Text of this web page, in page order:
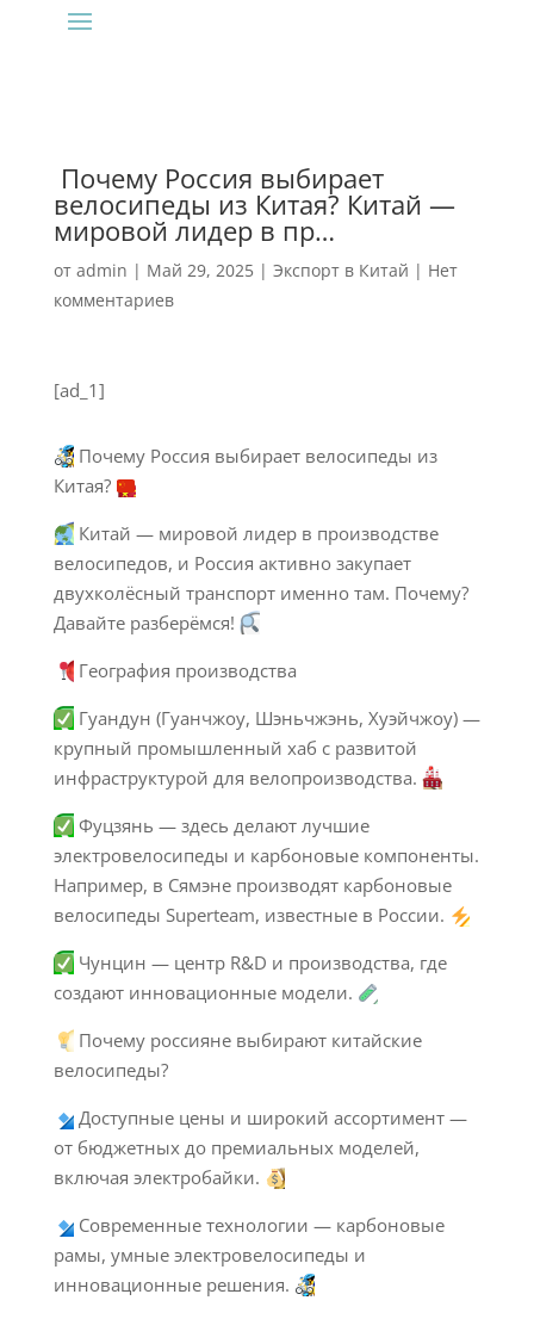
‍ Почему Россия выбирает
велосипеды из Китая? Китай —
мировой лидер в пр…
от admin | Май 29, 2025| Экспорт в Китай | Нет
комментариев
[ad_1]
Почему Россия выбирает велосипеды из
Китая?
Китай — мировой лидер в производстве
велосипедов, и Россия активно закупает
двухколёсный транспорт именно там. Почему?
Давайте разберёмся!
География производства
Гуандун (Гуанчжоу, Шэньчжэнь, Хуэйчжоу) —
крупный промышленный хаб с развитой
инфраструктурой для велопроизводства.
Фуцзянь — здесь делают лучшие
электровелосипеды и карбоновые компоненты.
Например, в Сямэне производят карбоновые
велосипеды Superteam, известные в России.
Чунцин — центр R&D и производства, где
создают инновационные модели.
Почему россияне выбирают китайские
велосипеды?
Доступные цены и широкий ассортимент —
от бюджетных до премиальных моделей,
включая электробайки.
Современные технологии — карбоновые
рамы, умные электровелосипеды и
инновационные решения.